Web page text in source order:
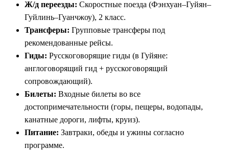
Ж/д переезды: Скоростные поезда (Фэнхуан–Гуйян–
Гуйлинь–Гуанчжоу), 2 класс.
Трансферы: Групповые трансферы под
рекомендованные рейсы.
Гиды: Русскоговорящие гиды (в Гуйяне:
англоговорящий гид + русскоговорящий
сопровождающий).
Билеты: Входные билеты во все
достопримечательности (горы, пещеры, водопады,
канатные дороги, лифты, круиз).
Питание: Завтраки, обеды и ужины согласно
программе.